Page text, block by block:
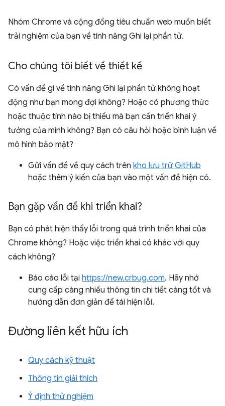
Nhóm Chrome và cộng đồng tiêu chuẩn web muốn biết
trải nghiệm của bạn về tính năng Ghi lại phần tử.
Cho chúng tôi biết về thiết kế
Có vấn đề gì về tính năng Ghi lại phần tử không hoạt
động như bạn mong đợi không? Hoặc có phương thức
hoặc thuộc tính nào bị thiếu mà bạn cần triển khai ý
tưởng của mình không? Bạn có câu hỏi hoặc bình luận về
mô hình bảo mật?
Gửi vấn đề về quy cách trên kho lưu trữ GitHub
hoặc thêm ý kiến của bạn vào một vấn đề hiện có.
Bạn gặp vấn đề khi triển khai?
Bạn có phát hiện thấy lỗi trong quá trình triển khai của
Chrome không? Hoặc việc triển khai có khác với quy
cách không?
Báo cáo lỗi tại https://new.crbug.com. Hãy nhớ
cung cấp càng nhiều thông tin chi tiết càng tốt và
hướng dẫn đơn giản để tái hiện lỗi.
Đường liên kết hữu ích
Quy cách kỹ thuật
Thông tin giải thích
Ý định thử nghiệm